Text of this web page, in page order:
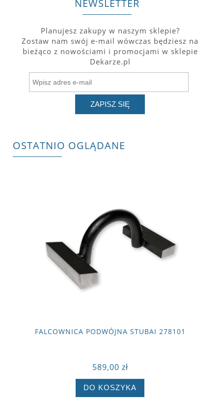
NEWSLETTER
Planujesz zakupy w naszym sklepie?
Zostaw nam swój e-mail wówczas będziesz na
bieżąco z nowościami i promocjami w sklepie
Dekarze.pl
ZAPISZ SIĘ
OSTATNIO OGLĄDANE
FALCOWNICA PODWÓJNA STUBAI 278101
589,00 zł
DO KOSZYKA